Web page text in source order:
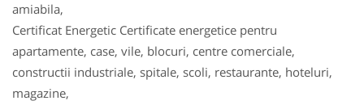
amiabila,
Certificat Energetic Certificate energetice pentru
apartamente, case, vile, blocuri, centre comerciale,
constructii industriale, spitale, scoli, restaurante, hoteluri,
magazine,